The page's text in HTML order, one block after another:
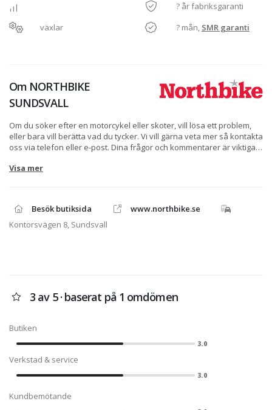
växlar
? år fabriksgaranti
? mån, SMR garanti
Om NORTHBIKE
SUNDSVALL
Om du söker efter en motorcykel eller skoter, vill lösa ett problem,
eller bara vill berätta vad du tycker. Vi vill gärna veta mer så kontakta
oss via telefon eller e-post. Dina frågor och kommentarer är viktiga
prata lite om MC, ATV, skoter eller vattenskoter tveka inte att
då kan du alltid använda formuläret på höger sida så besvarar vi din
fråga så fort som möjligt.
Visa mer
Besök butiksida
www.northbike.se
Kontorsvägen 8, Sundsvall
3 av 5 · baserat på 1 omdömen
Butiken
3.0
Verkstad & service
3.0
Kundbemötande